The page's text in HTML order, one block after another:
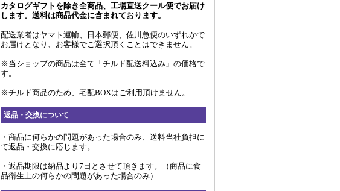
カタログギフトを除き全商品、工場直送クール便でお届け
します。送料は商品代金に含まれております。
配送業者はヤマト運輸、日本郵便、佐川急便のいずれかで
お届けとなり、お客様でご選択頂くことはできません。
※当ショップの商品は全て「チルド配送料込み」の価格で
す。
※チルド商品のため、宅配BOXはご利用頂けません。
返品・交換について
・商品に何らかの問題があった場合のみ、送料当社負担に
て返品・交換に応じます。
・返品期限は納品より7日とさせて頂きます。（商品に食
品衛生上の何らかの問題があった場合のみ）